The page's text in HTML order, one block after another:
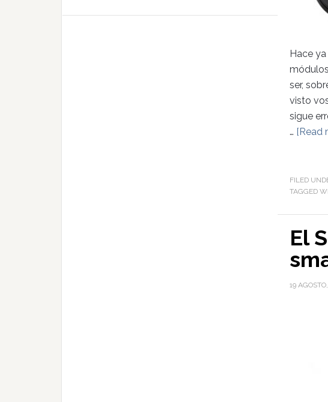
Hace
ser,
visto
sigue
… [Read
FILED
TAGGED
El
19